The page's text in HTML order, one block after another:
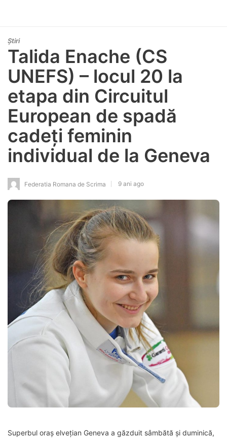
Știri
Talida Enache (CS
UNEFS) – locul 20 la
etapa din Circuitul
European de spadă
cadeți feminin
individual de la Geneva
Federatia Romana de Scrima 9 ani ago
Superbul oraș elvețian Geneva a găzduit sâmbătă și duminică,